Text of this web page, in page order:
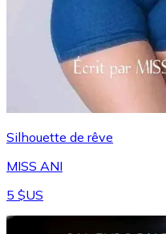
Silhouette de rêve
MISS ANI
5 $US